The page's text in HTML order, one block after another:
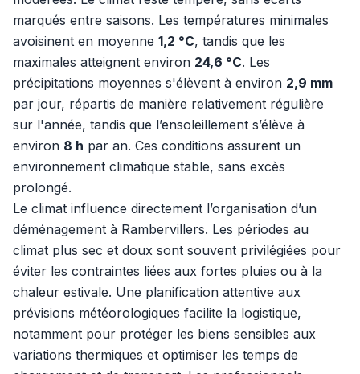
marqués entre saisons. Les températures minimales
avoisinent en moyenne 1,2 °C, tandis que les
maximales atteignent environ 24,6 °C. Les
précipitations moyennes s'élèvent à environ 2,9 mm
par jour, répartis de manière relativement régulière
sur l'année, tandis que l’ensoleillement s’élève à
environ 8 h par an. Ces conditions assurent un
environnement climatique stable, sans excès
prolongé.
Le climat influence directement l’organisation d’un
déménagement à Rambervillers. Les périodes au
climat plus sec et doux sont souvent privilégiées pour
éviter les contraintes liées aux fortes pluies ou à la
chaleur estivale. Une planification attentive aux
prévisions météorologiques facilite la logistique,
notamment pour protéger les biens sensibles aux
variations thermiques et optimiser les temps de